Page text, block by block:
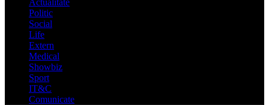
Actualitate
Politic
Social
Life
Extern
Medical
Showbiz
Sport
IT&C
Comunicate